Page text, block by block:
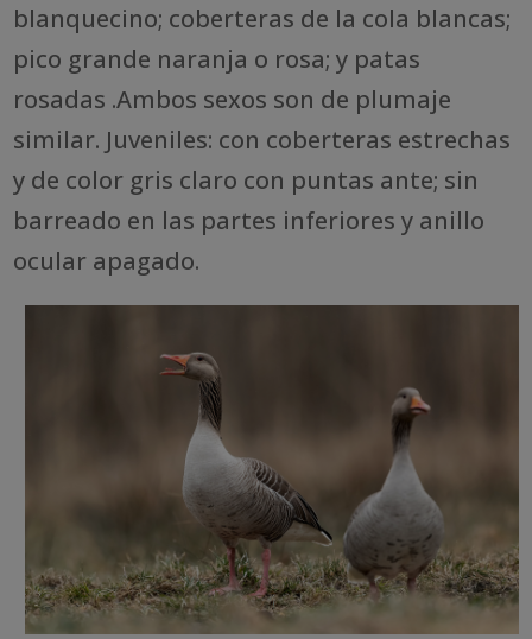
blanquecino; coberteras de la cola blancas;
pico grande naranja o rosa; y patas
rosadas .Ambos sexos son de plumaje
similar. Juveniles: con coberteras estrechas
y de color gris claro con puntas ante; sin
barreado en las partes inferiores y anillo
ocular apagado.